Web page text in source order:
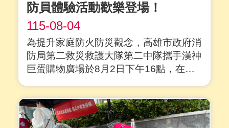
防員體驗活動歡樂登場！
115-08-04
為提升家庭防火防災觀念，高雄市政府消
防局第二救災救護大隊第二中隊攜手漢神
巨蛋購物廣場於8月2日下午16點，在漢
動」，合計約有80位小朋友參加。結合
新莊宣導義消、新莊救護義消及新莊救災
義消，透過互動闖關及實際操作體驗，讓